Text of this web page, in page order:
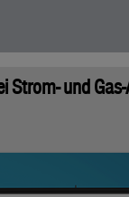
Strom- und